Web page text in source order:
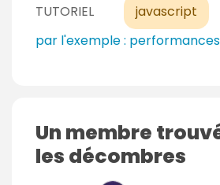
TUTORIEL
javascript
par l'exemple :
Un membre
les décombres